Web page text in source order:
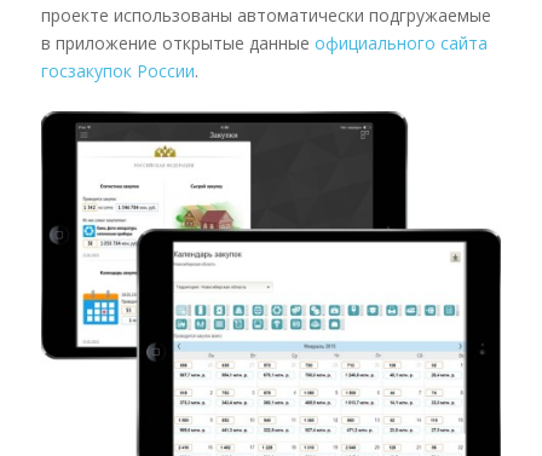
проекте использованы автоматически подгружаемые
в приложение открытые данные официального сайта
госзакупок России.